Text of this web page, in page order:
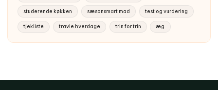
studerende køkken sæsonsmart mad test og vurdering
tjekliste travle hverdage trin for trin æg